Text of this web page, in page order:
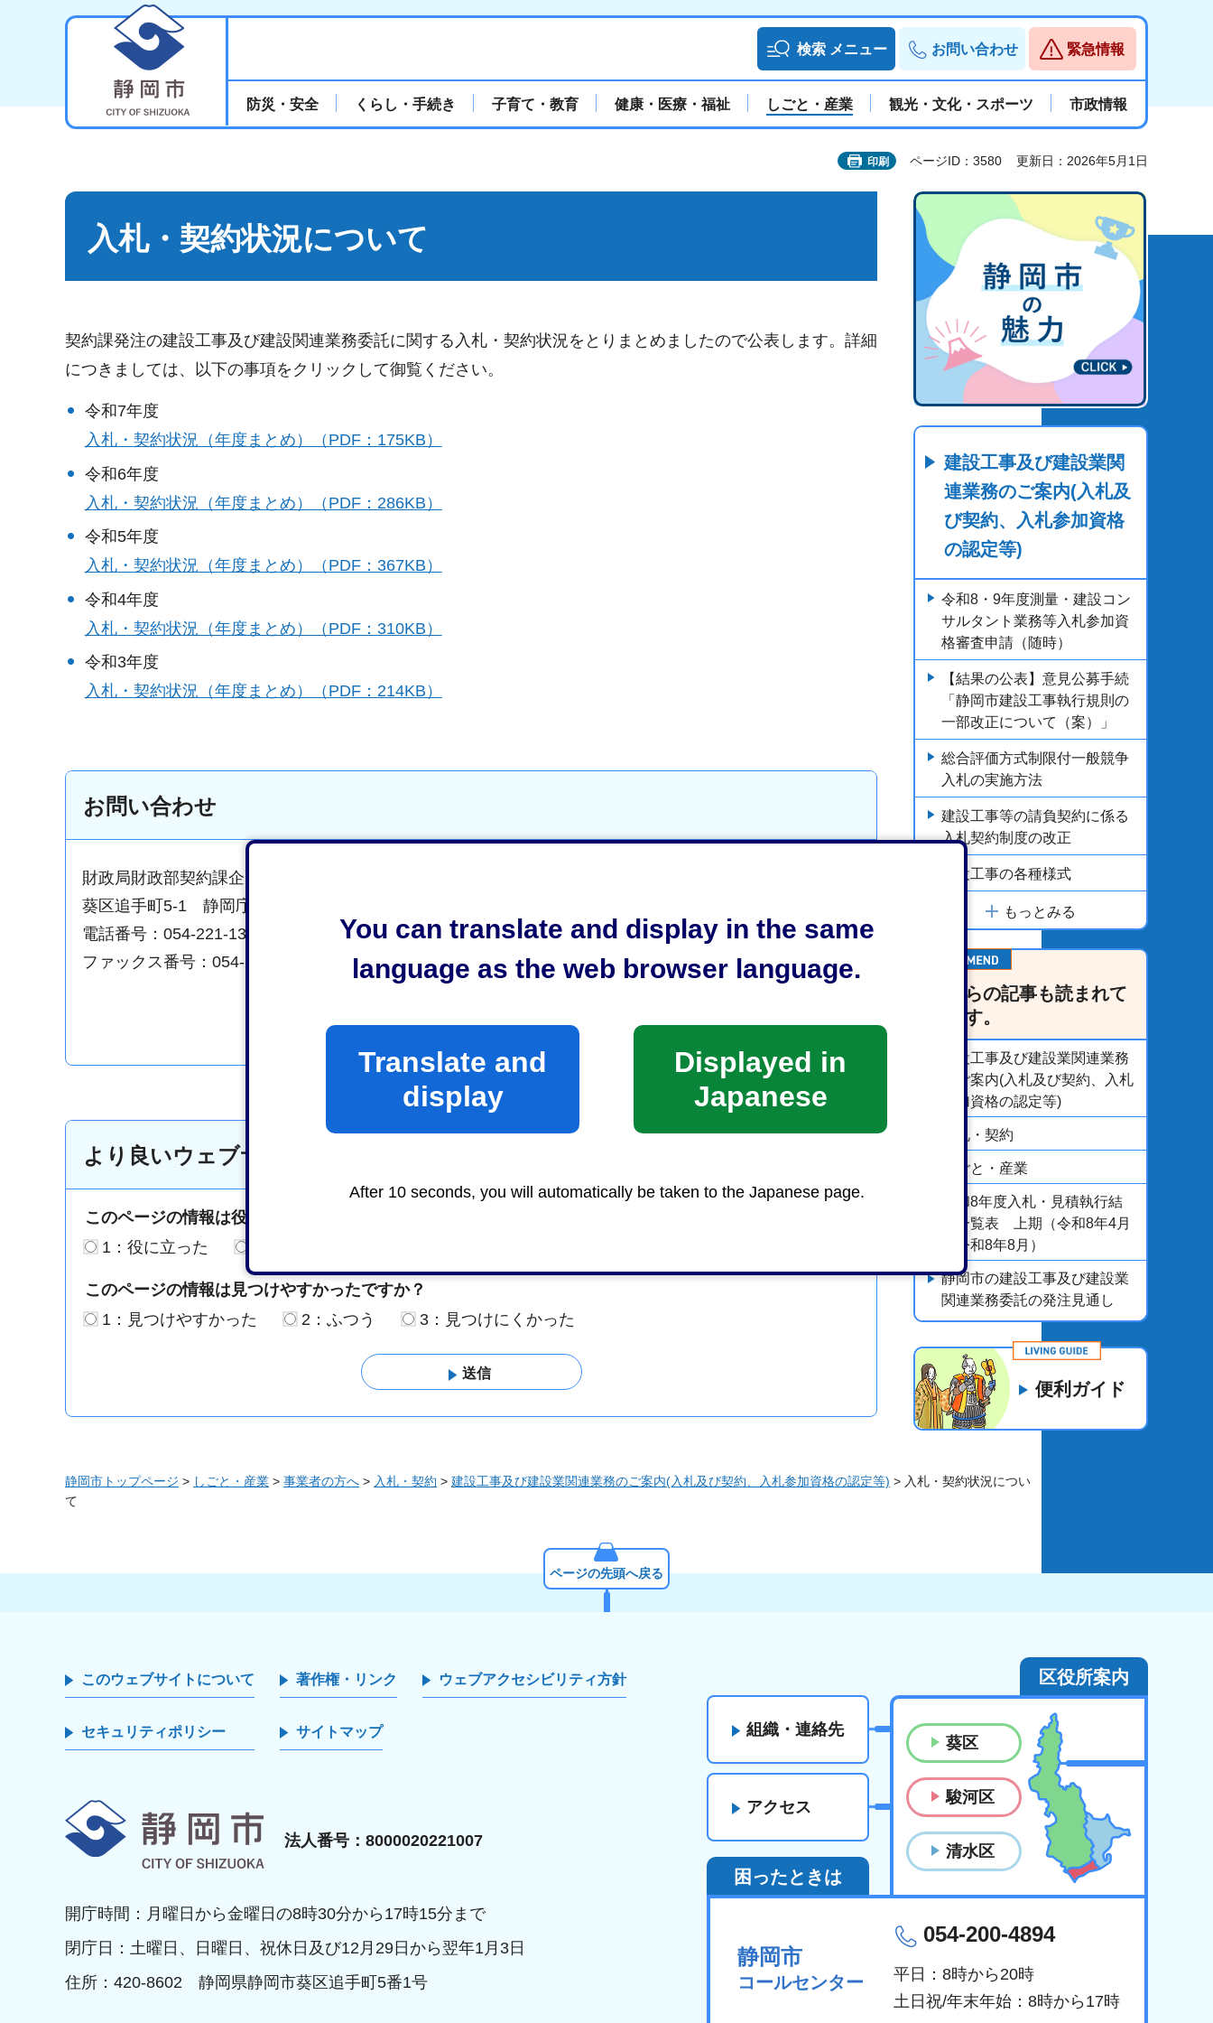
You can translate and display in the same
language as the web browser language.
Translate and
display
Displayed in
Japanese
After 10 seconds, you will automatically be taken to the Japanese page.
検索 メニュー お問い合わせ 緊急情報
防災・安全 くらし・手続き 子育て・教育 健康・医療・福祉 しごと・産業 観光・文化・スポーツ 市政情報
印刷 ページID：3580 更新日：2026年5月1日
入札・契約状況について
契約課発注の建設工事及び建設関連業務委託に関する入札・契約状況をとりまとめましたので公表します。詳細
につきましては、以下の事項をクリックして御覧ください。
令和7年度
入札・契約状況（年度まとめ）（PDF：175KB）
令和6年度
入札・契約状況（年度まとめ）（PDF：286KB）
令和5年度
入札・契約状況（年度まとめ）（PDF：367KB）
令和4年度
入札・契約状況（年度まとめ）（PDF：310KB）
令和3年度
入札・契約状況（年度まとめ）（PDF：214KB）
お問い合わせ
財政局財政部契約課企画係
葵区追手町5-1 静岡庁舎新館10階
電話番号：054-221-1346
ファックス番号：054-221-1028
より良いウェブサイトにするためにみなさまのご意見をお聞かせください
このページの情報は役に立ちましたか？
1：役に立った
このページの情報は見つけやすかったですか？
1：見つけやすかった
2：ふつう 3：見つけにくかった
建設工事及び建設業関
連業務のご案内(入札及
び契約、入札参加資格
の認定等)
令和8・9年度測量・建設コン
サルタント業務等入札参加資
格審査申請（随時）
【結果の公表】意見公募手続
「静岡市建設工事執行規則の
一部改正について（案）」
総合評価方式制限付一般競争
入札の実施方法
建設工事等の請負契約に係る
入札契約制度の改正
建設工事の各種様式
もっとみる
こちらの記事も読まれて
います。
建設工事及び建設業関連業務
のご案内(入札及び契約、入札
参加資格の認定等)
入札・契約
しごと・産業
令和8年度入札・見積執行結
果一覧表 上期（令和8年4月
～令和8年8月）
静岡市の建設工事及び建設業
関連業務委託の発注見通し
便利ガイド
静岡市トップページ > しごと・産業 > 事業者の方へ > 入札・契約 > 建設工事及び建設業関連業務のご案内(入札及び契約、入札参加資格の認定等) > 入札・契約状況につい
て
ページの先頭へ戻る
このウェブサイトについて 著作権・リンク ウェブアクセシビリティ方針
セキュリティポリシー サイトマップ
法人番号：8000020221007
開庁時間：月曜日から金曜日の8時30分から17時15分まで
閉庁日：土曜日、日曜日、祝休日及び12月29日から翌年1月3日
住所：420-8602 静岡県静岡市葵区追手町5番1号
組織・連絡先
アクセス
区役所案内
葵区
駿河区
清水区
困ったときは
静岡市
コールセンター
054-200-4894
平日：8時から20時
土日祝/年末年始：8時から17時